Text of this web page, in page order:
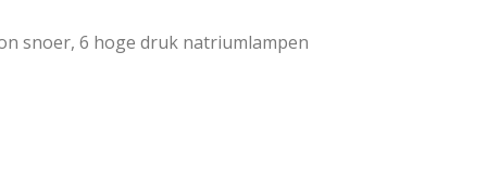
snoer, 6 hoge druk natriumlampen